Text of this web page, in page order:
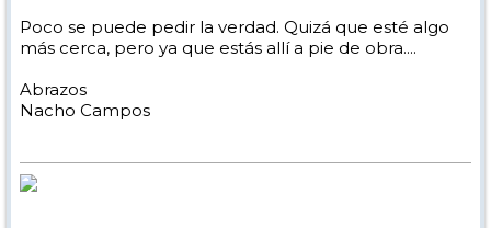
Poco se puede pedir la verdad. Quizá que esté algo
más cerca, pero ya que estás allí a pie de obra....
Abrazos
Nacho Campos